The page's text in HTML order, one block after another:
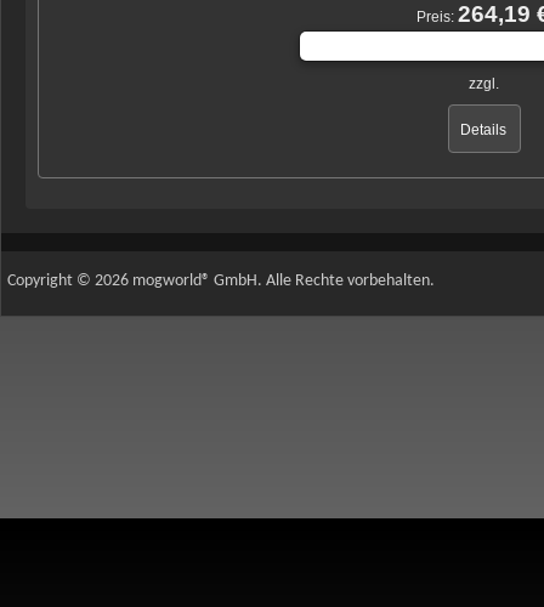
Preis:264,19
zzgl.
Details
Copyright © 2026 mogworld® GmbH. Alle Rechte vorbehalten.